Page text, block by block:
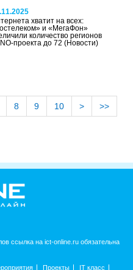
хватит на всех:
и «МегаФон»
количество регионов
проекта до 72(Новости)
8 9 10 > >>
ссылка на ict-online.ru обязательна
Проекты IT класс